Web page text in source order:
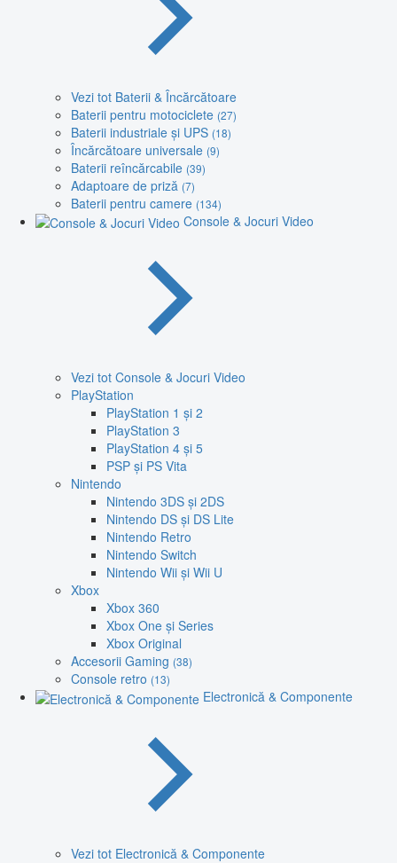
Vezi tot Baterii & Încărcătoare
Baterii pentru motociclete (27)
Baterii industriale și UPS (18)
Încărcătoare universale (9)
Baterii reîncărcabile (39)
Adaptoare de priză (7)
Baterii pentru camere (134)
Console & Jocuri Video
Vezi tot Console & Jocuri Video
PlayStation
PlayStation 1 și 2
PlayStation 3
PlayStation 4 și 5
PSP și PS Vita
Nintendo
Nintendo 3DS și 2DS
Nintendo DS și DS Lite
Nintendo Retro
Nintendo Switch
Nintendo Wii și Wii U
Xbox
Xbox 360
Xbox One și Series
Xbox Original
Accesorii Gaming (38)
Console retro (13)
Electronică & Componente
Vezi tot Electronică & Componente